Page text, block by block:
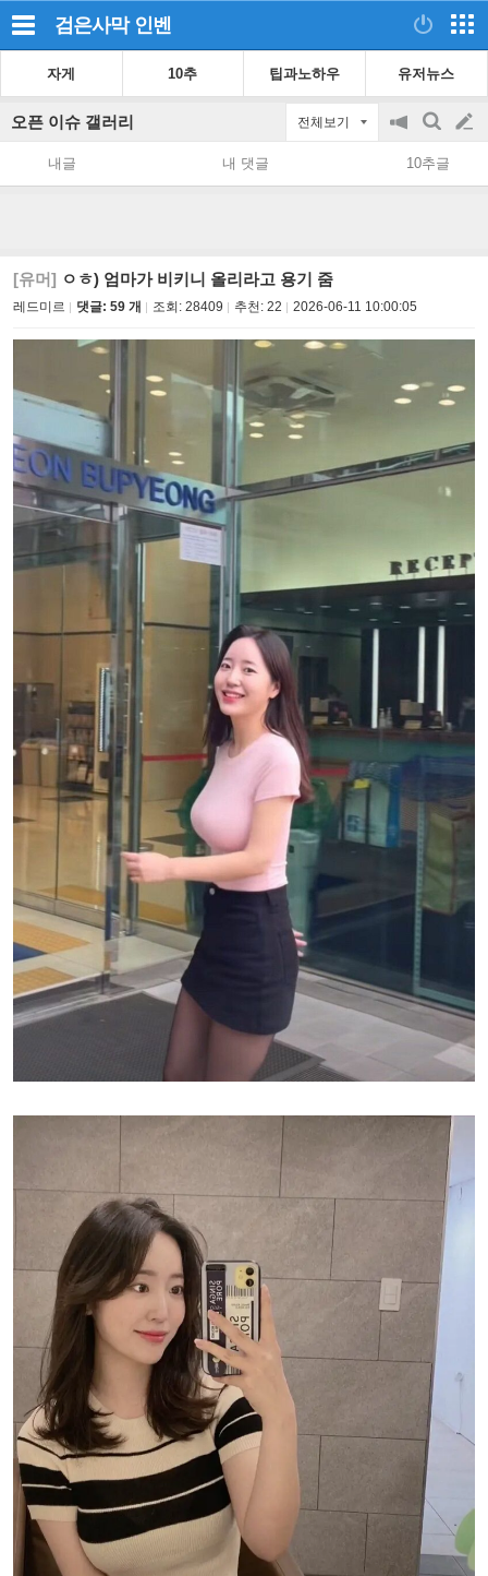
검은사막 인벤
자게 10추 팁과노하우 유저뉴스
오픈 이슈 갤러리 전체보기
공
지
on/off
검
색
글
쓰
내글 내 댓글 10추글
[유머] ㅇㅎ) 엄마가 비키니 올리라고 용기 줌
레드미르 댓글: 59 개 조회: 28409 추천: 22 2026-06-11 10:00:05